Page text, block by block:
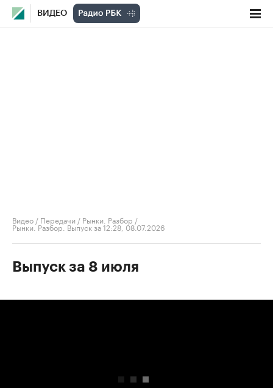
ВИДЕО
Видео / Передачи / Рынки. Разбор /
Рынки. Разбор. Выпуск за 12:28, 08.07.2026
Выпуск за 8 июля